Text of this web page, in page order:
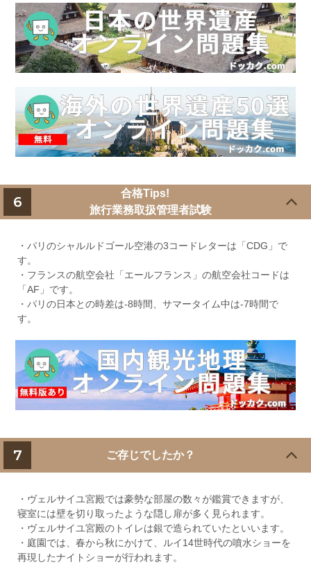
6
合格Tips!
旅行業務取扱管理者試験
・パリのシャルルドゴール空港の3コードレターは「CDG」で
す。
・フランスの航空会社「エールフランス」の航空会社コードは
「AF」です。
・パリの日本との時差は-8時間、サマータイム中は-7時間で
す。
7 ご存じでしたか？
・ヴェルサイユ宮殿では豪勢な部屋の数々が鑑賞できますが、
寝室には壁を切り取ったような隠し扉が多く見られます。
・ヴェルサイユ宮殿のトイレは銀で造られていたといいます。
・庭園では、春から秋にかけて、ルイ14世時代の噴水ショーを
再現したナイトショーが行われます。